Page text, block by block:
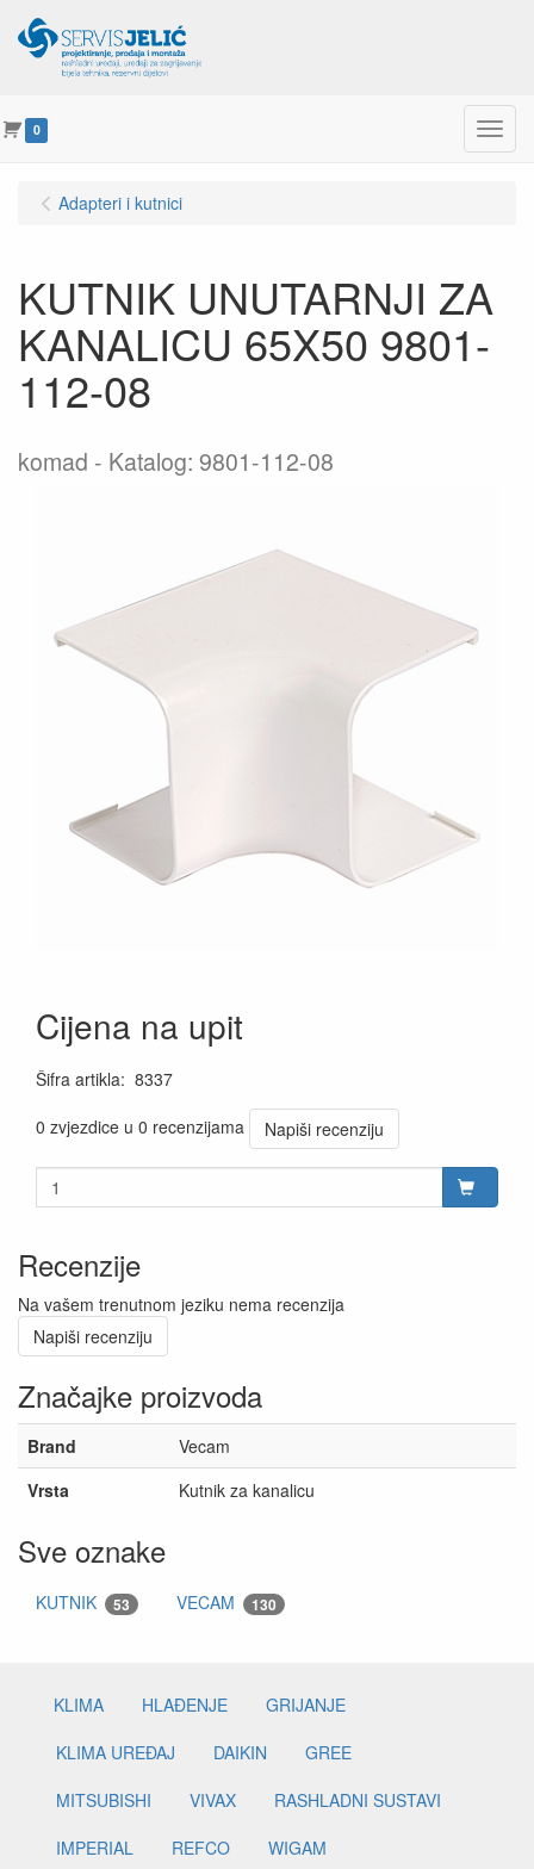
0 Menu
Adapteri i kutnici
KUTNIK UNUTARNJI ZA
KANALICU 65X50 9801-
112-08
komad Katalog: 9801-112-08
Cijena na upit
Šifra artikla: 8337
0 zvjezdice u 0 recenzijama
Napiši recenziju
Recenzije
Na vašem trenutnom jeziku nema recenzija
Napiši recenziju
Značajke proizvoda
Brand
Vecam
Vrsta
Kutnik za kanalicu
Sve oznake
KUTNIK 53 VECAM 130
KLIMA HLAĐENJE
GRIJANJE
KLIMA UREĐAJ
DAIKIN
GREE
MITSUBISHI
VIVAX
RASHLADNI SUSTAVI
IMPERIAL
REFCO
WIGAM